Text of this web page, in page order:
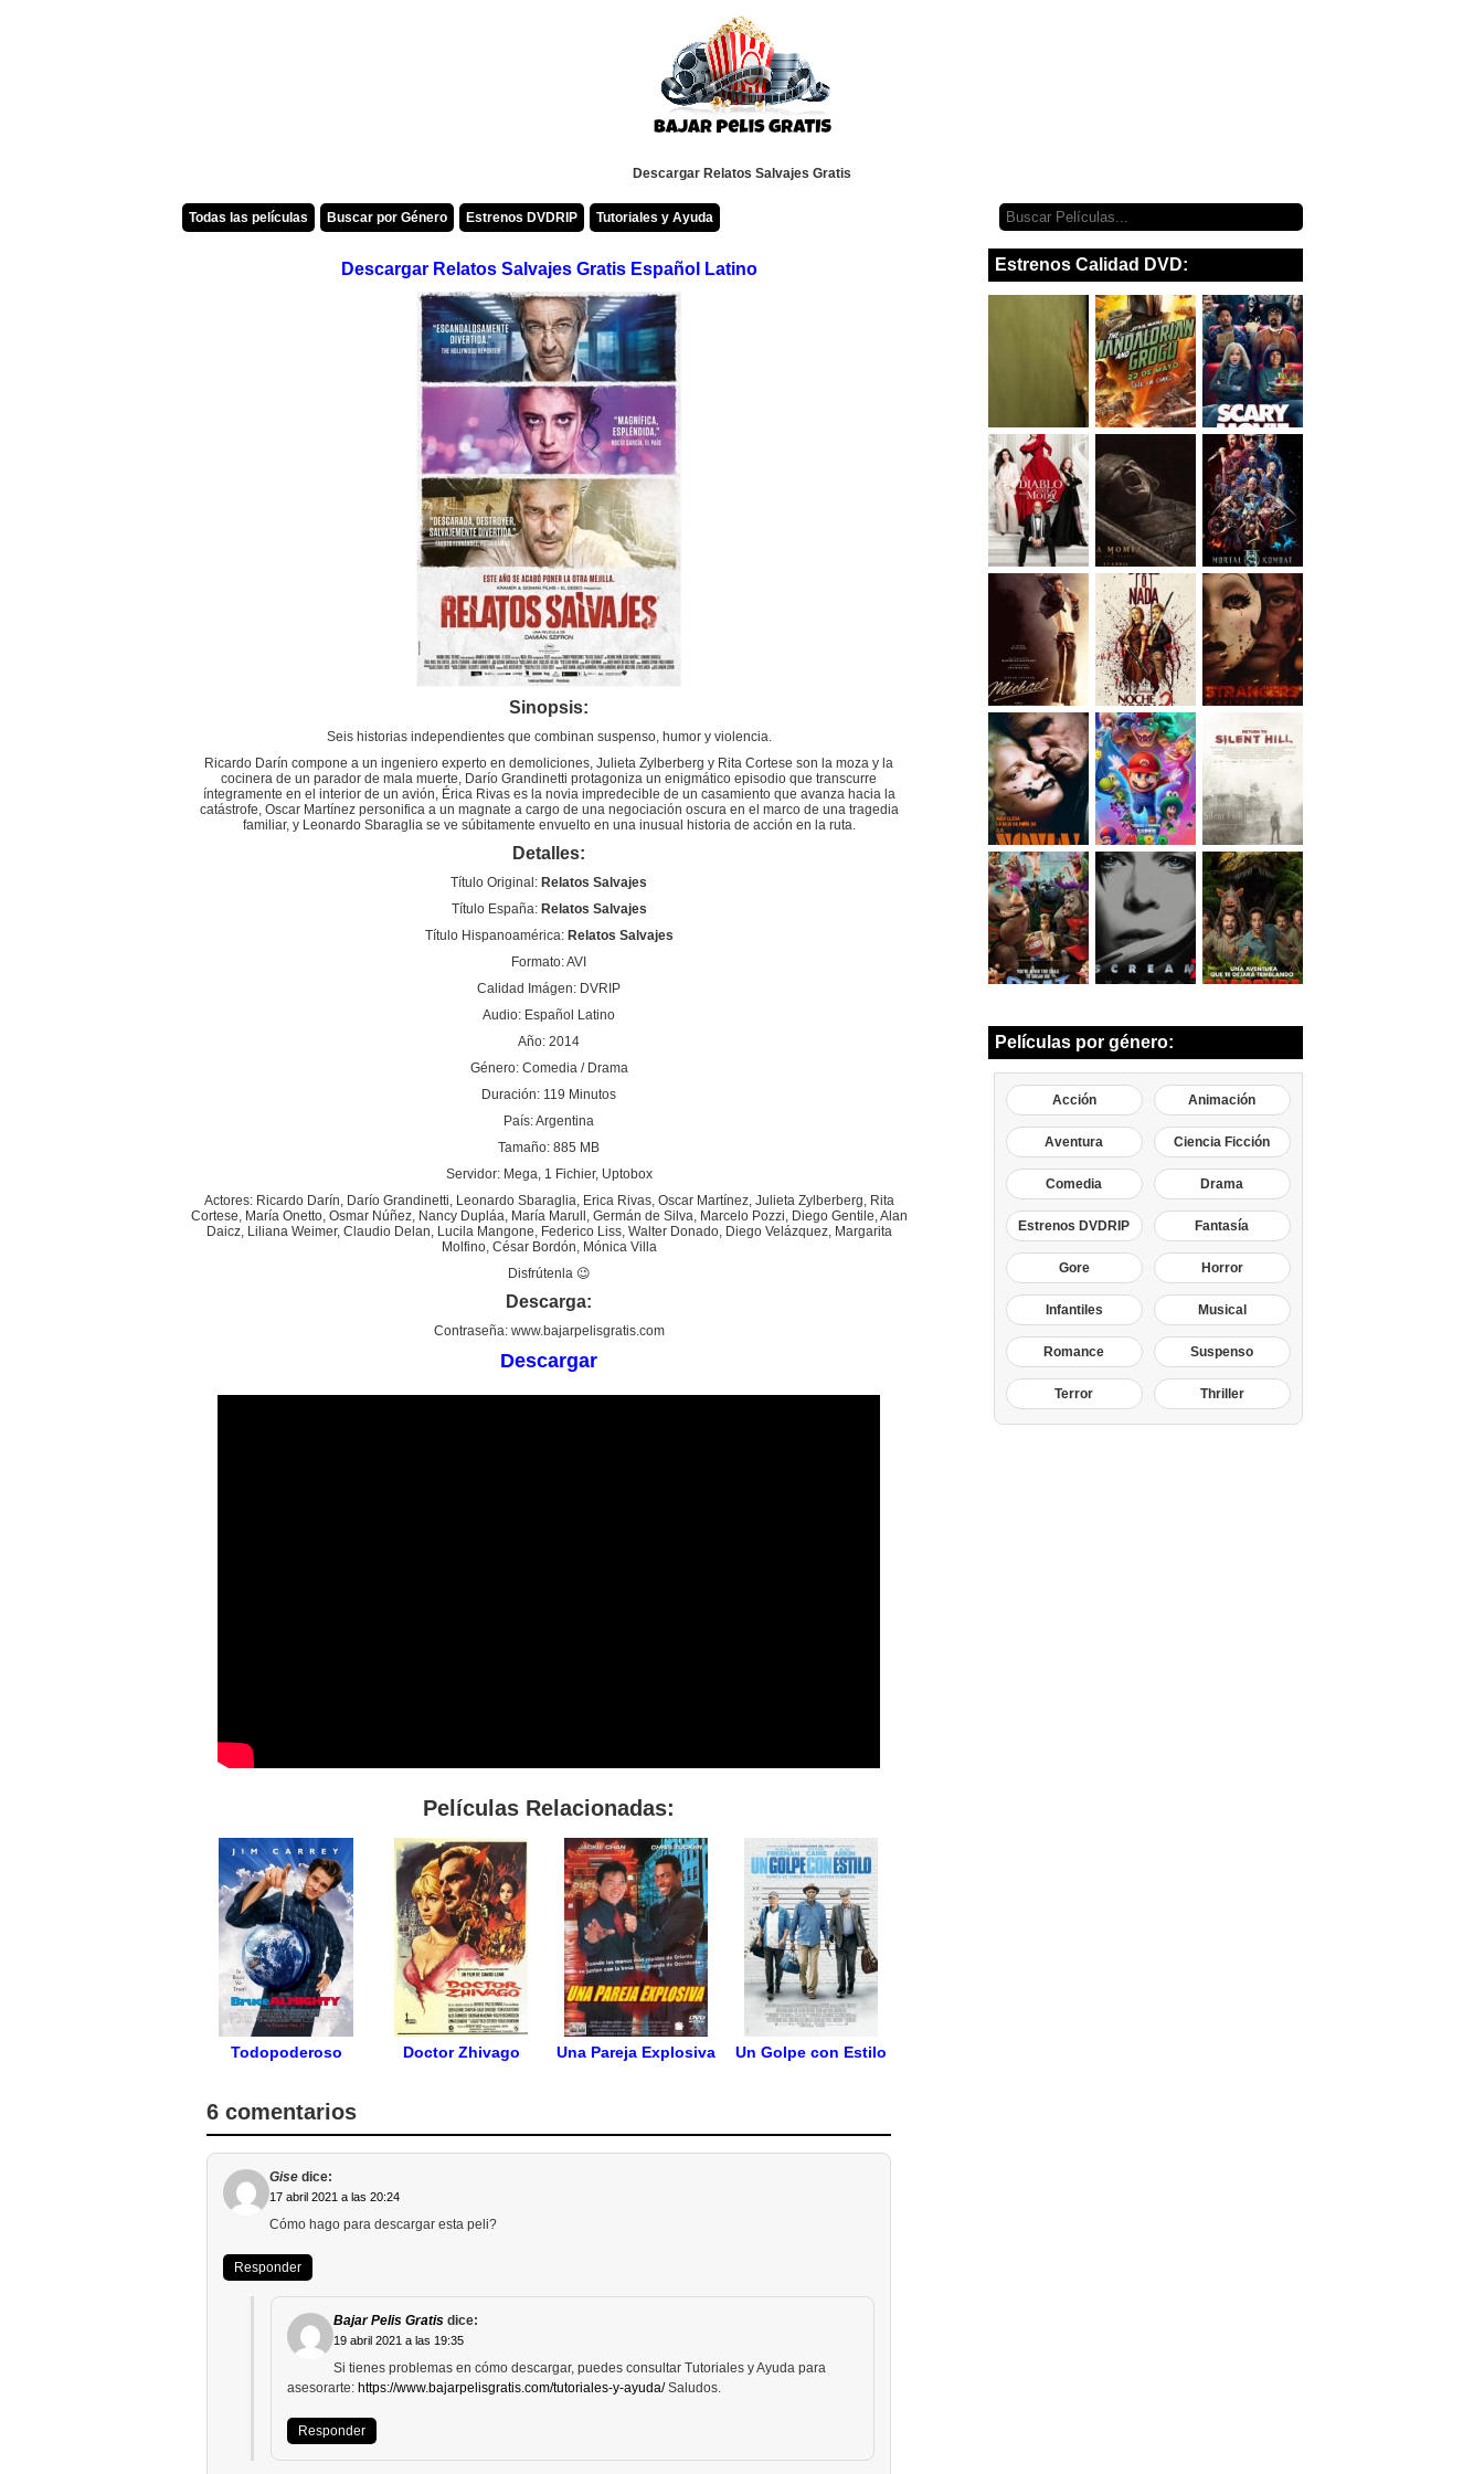
Descargar Relatos Salvajes Gratis
Todas las películas Buscar por Género Estrenos DVDRIP Tutoriales y Ayuda
Descargar Relatos Salvajes Gratis Español Latino
Sinopsis:
Seis historias independientes que combinan suspenso, humor y violencia.
Ricardo Darín compone a un ingeniero experto en demoliciones, Julieta Zylberberg y Rita Cortese son la moza y la
cocinera de un parador de mala muerte, Darío Grandinetti protagoniza un enigmático episodio que transcurre
íntegramente en el interior de un avión, Érica Rivas es la novia impredecible de un casamiento que avanza hacia la
catástrofe, Oscar Martínez personifica a un magnate a cargo de una negociación oscura en el marco de una tragedia
familiar, y Leonardo Sbaraglia se ve súbitamente envuelto en una inusual historia de acción en la ruta.
Detalles:
Título Original: Relatos Salvajes
Título España: Relatos Salvajes
Título Hispanoamérica:Relatos Salvajes
Formato: AVI
Calidad Imágen: DVRIP
Audio: Español Latino
Año: 2014
Género: Comedia / Drama
Duración: 119 Minutos
País: Argentina
Tamaño: 885 MB
Servidor: Mega, 1 Fichier, Uptobox
Actores: Ricardo Darín, Darío Grandinetti, Leonardo Sbaraglia, Erica Rivas, Oscar Martínez, Julieta Zylberberg, Rita
Cortese, María Onetto, Osmar Núñez, Nancy Dupláa, María Marull, Germán de Silva, Marcelo Pozzi, Diego Gentile, Alan
Daicz, Liliana Weimer, Claudio Delan, Lucila Mangone, Federico Liss, Walter Donado, Diego Velázquez, Margarita
Molfino, César Bordón, Mónica Villa
Disfrútenla 😉
Descarga:
Contraseña: www.bajarpelisgratis.com
Descargar
Películas Relacionadas:
Todopoderoso Doctor Zhivago Una Pareja Explosiva Un Golpe con Estilo
6 comentarios
Gise dice:
17 abril 2021 a las 20:24
Cómo hago para descargar esta peli?
Responder
Bajar Pelis Gratis dice:
19 abril 2021 a las 19:35
Si tienes problemas en cómo descargar, puedes consultar Tutoriales y Ayuda para
asesorarte: https://www.bajarpelisgratis.com/tutoriales-y-ayuda/Saludos.
Responder
Estrenos Calidad DVD:
Películas por género:
Acción Animación
Aventura Ciencia Ficción
Comedia Drama
Estrenos DVDRIP Fantasía
Gore Horror
Infantiles Musical
Romance Suspenso
Terror Thriller